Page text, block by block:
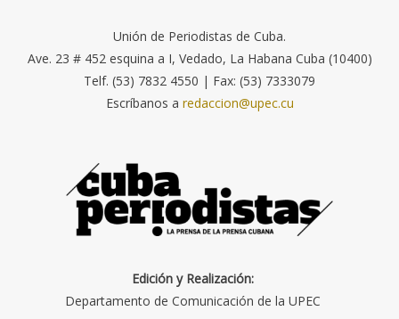
Unión de Periodistas de Cuba.
Ave. 23 # 452 esquina a I, Vedado, La Habana Cuba (10400)
Telf. (53) 7832 4550 | Fax: (53) 7333079
Escríbanos a redaccion@upec.cu
Edición y Realización:
Departamento de Comunicación de la UPEC